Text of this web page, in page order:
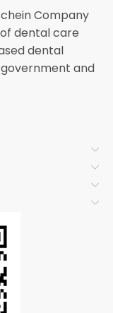
Company
dental care
dental
and